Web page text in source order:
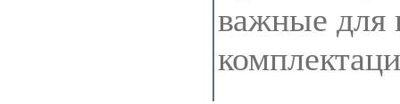
важные для